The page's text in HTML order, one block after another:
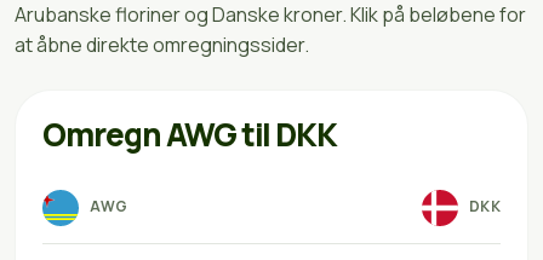
Arubanske floriner og Danske kroner. Klik på beløbene for
at åbne direkte omregningssider.
Omregn AWG til DKK
AWG DKK